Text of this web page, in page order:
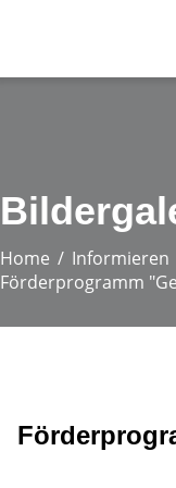
Home Informieren
Förderprogramm